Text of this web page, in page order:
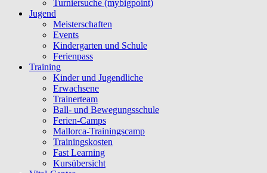
Turniersuche (mybigpoint)
Jugend
Meisterschaften
Events
Kindergarten und Schule
Ferienpass
Training
Kinder und Jugendliche
Erwachsene
Trainerteam
Ball- und Bewegungsschule
Ferien-Camps
Mallorca-Trainingscamp
Trainingskosten
Fast Learning
Kursübersicht